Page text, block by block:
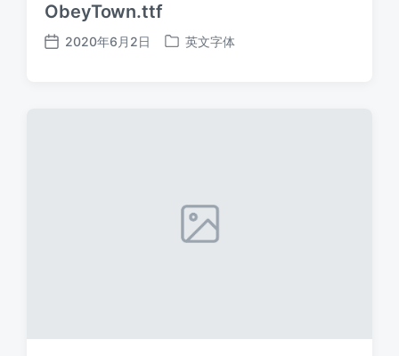
ObeyTown.ttf
发
2020年6月2日
发
英文字体